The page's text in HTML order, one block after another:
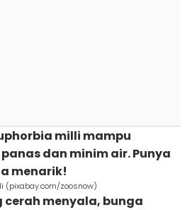
milli mampu
dan minim air. Punya
menarik!
(pixabay.com/zoosnow)
cerah menyala, bunga